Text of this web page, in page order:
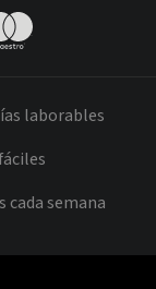
laborables
cada semana